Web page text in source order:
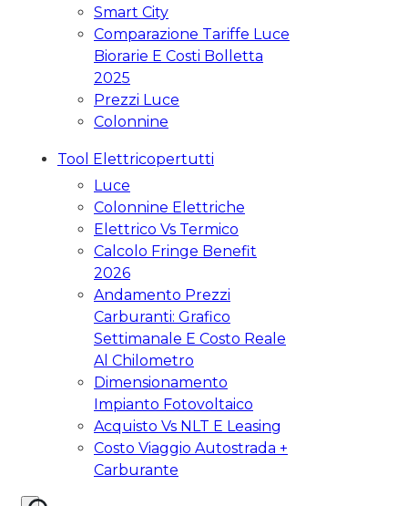
Smart City
Comparazione Tariffe Luce
Biorarie E Costi Bolletta
2025
Prezzi Luce
Colonnine
Tool Elettricopertutti
Luce
Colonnine Elettriche
Elettrico Vs Termico
Calcolo Fringe Benefit
2026
Andamento Prezzi
Carburanti: Grafico
Settimanale E Costo Reale
Al Chilometro
Dimensionamento
Impianto Fotovoltaico
Acquisto Vs NLT E Leasing
Costo Viaggio Autostrada +
Carburante